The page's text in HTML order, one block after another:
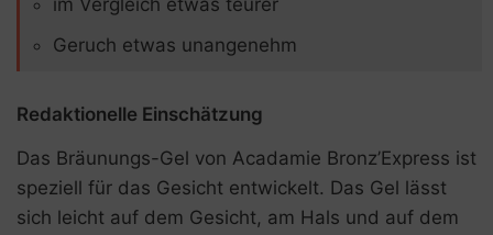
Geruch etwas unangenehm
Redaktionelle Einschätzung
Das Bräunungs-Gel von Acadamie Bronz’Express ist
speziell für das Gesicht entwickelt. Das Gel lässt
sich leicht auf dem Gesicht, am Hals und auf dem